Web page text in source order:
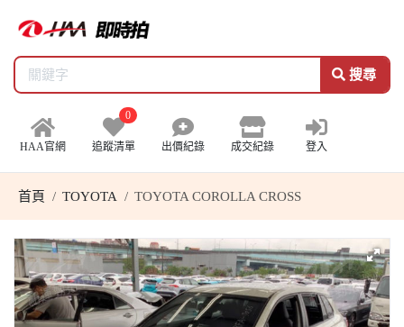
搜尋
HAA官網
0
追蹤清單 出價紀錄 成交紀錄 登入
首頁 TOYOTA TOYOTA COROLLA CROSS